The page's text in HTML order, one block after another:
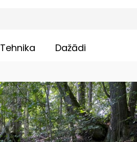
Tehnika Dažādi